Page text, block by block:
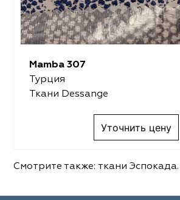
Mamba 307
Турция
Ткани Dessange
Уточнить цену
Смотрите также: ткани Эспокада.